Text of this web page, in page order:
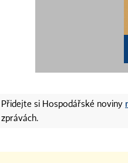
Přidejte si Hospodářské noviny
zprávách.